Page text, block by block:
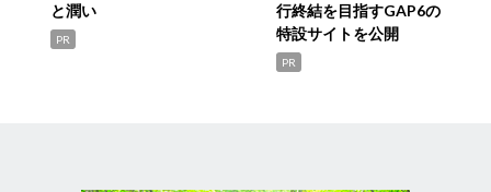
と潤い
PR
行終結を目指すGAP6の
特設サイトを公開
PR